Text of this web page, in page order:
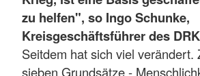
zu helfen", so Ingo Schunke,
Kreisgeschäftsführer des
Seitdem hat sich viel verändert.
sieben Grundsätze -